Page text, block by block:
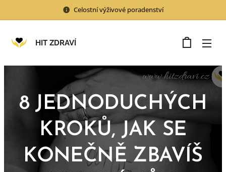
Celostní výživové poradenství
HIT ZDRAVÍ
8 JEDNODUCHÝCH
KROKŮ, JAK SE
KONEČNĚ ZBAVÍŠ